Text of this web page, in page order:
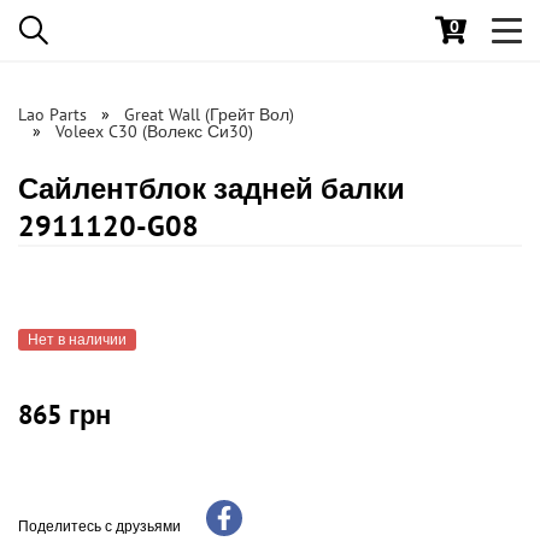
0
Lao Parts Great Wall (Грейт Вол)
Voleex C30 (Волекс Си30)
Сайлентблок задней балки
2911120-G08
Нет в наличии
865 грн
Поделитесь с друзьями